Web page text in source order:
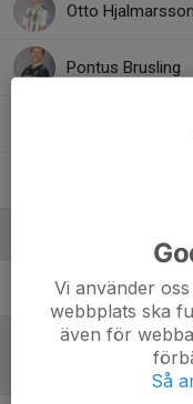
Otto Hjalmarsson
Pontus Brusling
Sebastian
Vi använder
webbplats ska
även för
Så